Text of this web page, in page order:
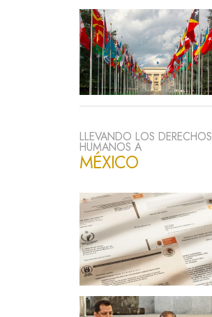
LLEVANDO LOS DERECHOS
HUMANOS A
MÉXICO